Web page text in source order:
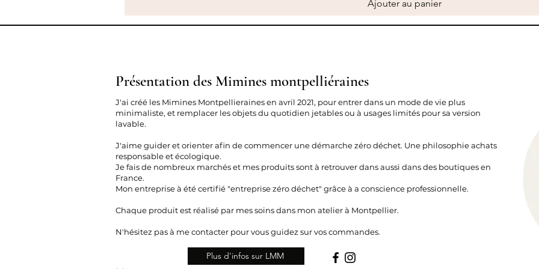
Ajouter au panier
Présentation des Mimines montpelliéraines
J'ai créé les Mimines Montpellieraines en avril 2021, pour entrer dans un mode de vie plus
minimaliste, et remplacer les objets du quotidien jetables ou à usages limités pour sa version
lavable.
J'aime guider et orienter afin de commencer une démarche zéro déchet. Une philosophie achats
responsable et écologique.
Je fais de nombreux marchés et mes produits sont à retrouver dans aussi dans des boutiques en
France.
Mon entreprise à été certifié "entreprise zéro déchet" grâce à a conscience professionnelle.
Chaque produit est réalisé par mes soins dans mon atelier à Montpellier.
N'hésitez pas à me contacter pour vous guidez sur vos commandes.
Plus d'infos sur LMM